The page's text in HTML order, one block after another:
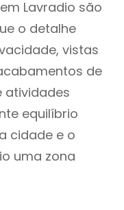
Lavradio são
o detalhe
vistas
de
atividades
equilíbrio
cidade e o
uma zona